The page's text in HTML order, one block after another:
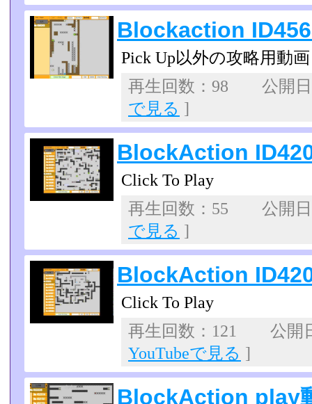
Blockaction
Pick Up以外の攻略用動画
再生回数：98 公開
で見る ]
BlockAction
Click To Play
再生回数：55 公開
で見る ]
BlockAction
Click To Play
再生回数：121 公開
YouTubeで見る ]
BlockAction play